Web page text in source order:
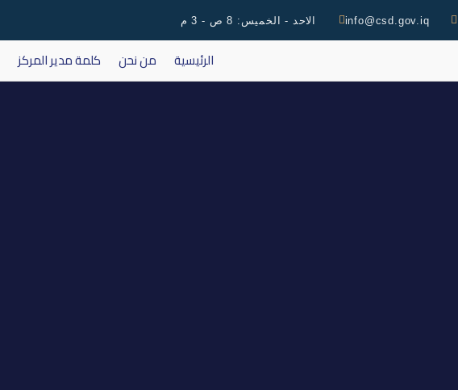
info@csd.gov.iq الاحد - الخميس: 8 ص - 3 م
الرئيسية من نحن كلمة مدير المركز